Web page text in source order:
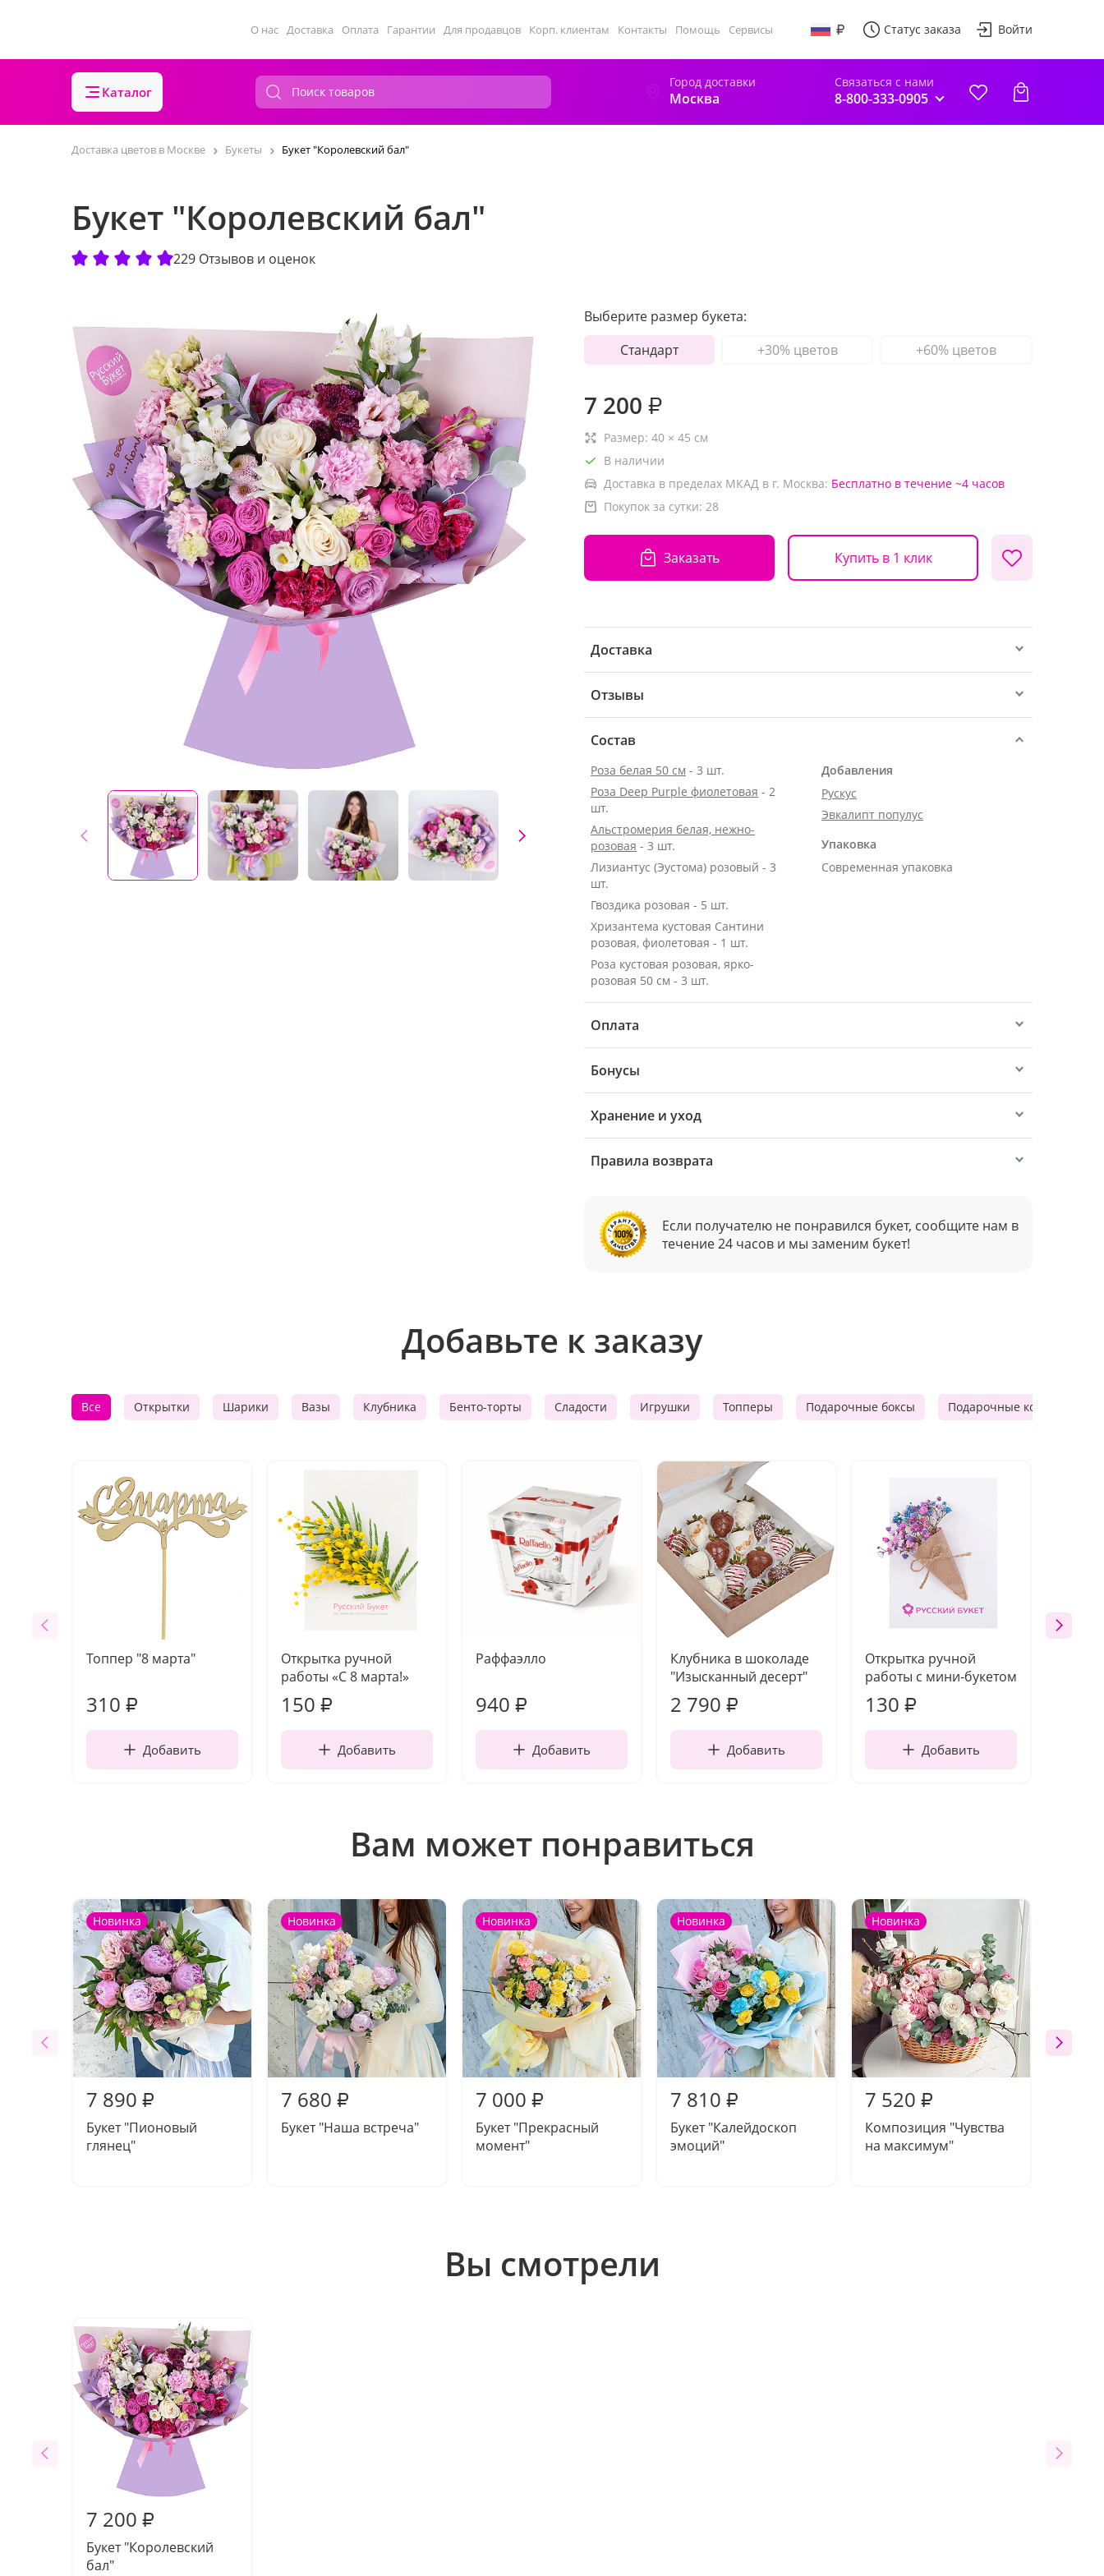
О нас Доставка Оплата Гарантии Для продавцов Корп. клиентам Контакты Помощь Сервисы Статус заказа Войти
Каталог
Город доставки
Москва
Связаться с нами
8-800-333-0905
Доставка цветов в Москве Букеты Букет "Королевский бал"
Букет "Королевский бал"
229 Отзывов и оценок
Выберите размер букета:
Стандарт
+30% цветов +60% цветов
7 200 ₽
Размер: 40 × 45 см
В наличии
Доставка в пределах МКАД в г. Москва: Бесплатно в течение ~4 часов
Покупок за сутки: 28
Заказать Купить в 1 клик
Доставка
Отзывы
Состав
Роза белая 50 см - 3 шт.
Роза Deep Purple фиолетовая - 2
шт.
Альстромерия белая, нежно-
розовая - 3 шт.
Лизиантус (Эустома) розовый - 3
шт.
Гвоздика розовая - 5 шт.
Хризантема кустовая Сантини
розовая, фиолетовая - 1 шт.
Роза кустовая розовая, ярко-
розовая 50 см - 3 шт.
Добавления
Рускус
Эвкалипт популус
Упаковка
Современная упаковка
Оплата
Бонусы
Хранение и уход
Правила возврата
Если получателю не понравился букет, сообщите нам в
течение 24 часов и мы заменим букет!
Добавьте к заказу
Все Открытки Шарики Вазы Клубника Бенто-торты Сладости Игрушки Топперы Подарочные боксы Подарочные корзины
Топпер "8 марта"
310 ₽
Добавить
Открытка ручной
работы «С 8 марта!»
150 ₽
Добавить
Раффаэлло
940 ₽
Добавить
Клубника в шоколаде
"Изысканный десерт"
2 790 ₽
Добавить
Открытка ручной
работы с мини-букетом
130 ₽
Добавить
Вам может понравиться
Новинка
7 890 ₽
Букет "Пионовый
глянец"
Новинка
7 680 ₽
Букет "Наша встреча"
Новинка
7 000 ₽
Букет "Прекрасный
момент"
Новинка
7 810 ₽
Букет "Калейдоскоп
эмоций"
Новинка
7 520 ₽
Композиция "Чувства
на максимум"
Вы смотрели
7 200 ₽
Букет "Королевский
бал"